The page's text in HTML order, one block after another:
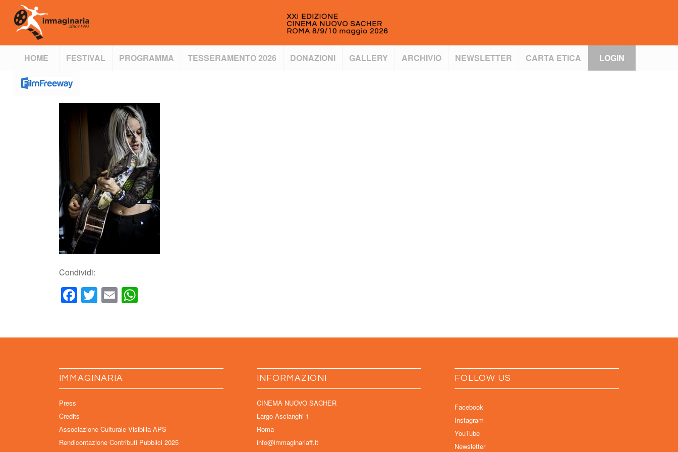
HOME FESTIVAL PROGRAMMA TESSERAMENTO 2026 DONAZIONI GALLERY ARCHIVIO NEWSLETTER CARTA ETICA LOGIN
Condividi:
Facebook
Twitter
Email
IMMAGINARIA
Press
Credits
Associazione Culturale Visibilia APS
Rendicontazione Contributi Pubblici 2025
INFORMAZIONI
CINEMA NUOVO SACHER
Largo Ascianghi 1
Roma
info@immaginariaff.it
FOLLOW US
Facebook
Instagram
YouTube
Newsletter